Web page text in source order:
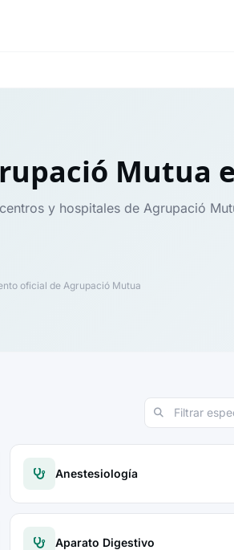
Mutua
y hospitales de Agrupació
oficial de Agrupació Mutua
Anestesiología
Aparato Digestivo